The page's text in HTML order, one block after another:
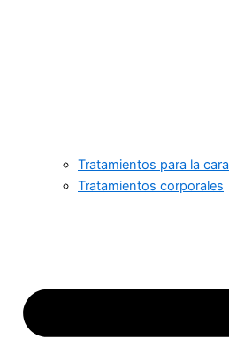
Tratamientos para la cara
Tratamientos corporales